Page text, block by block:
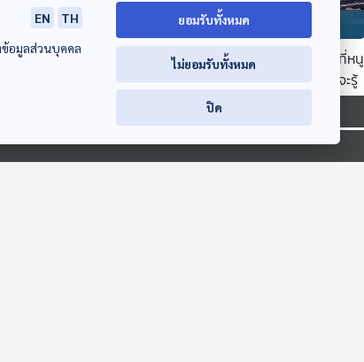
าใจแม่
EP. 75: เลือกในสิ่งที่
สร้างพลัง และเรียนรู้
ปรึกษา)
EP. 76: โลกสีเทาที่หนู
เจอ เหนื่อยใจใครจะรู้
ปรึกษา)
00:00:00
EN
TH
ข้อมูลส่วนบุคคล
ยอมรับทั้งหมด
ไม่ยอมรับทั้งหมด
ปิด